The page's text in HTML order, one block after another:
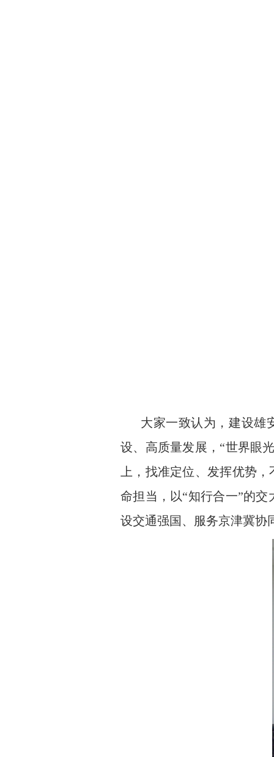
大家一致认为，建设雄
设、高质量发展， “世界眼
上，找准定位、发挥优势
命担当，以“知行合一”的
设交通强国、服务京津冀协